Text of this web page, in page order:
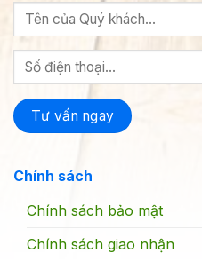
Chính sách
Chính sách bảo mật
Chính sách giao nhận